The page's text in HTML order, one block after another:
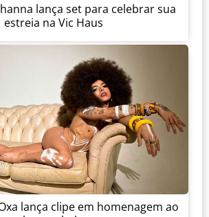
lança set para celebrar sua
estreia na Vic Haus
lança clipe em homenagem ao